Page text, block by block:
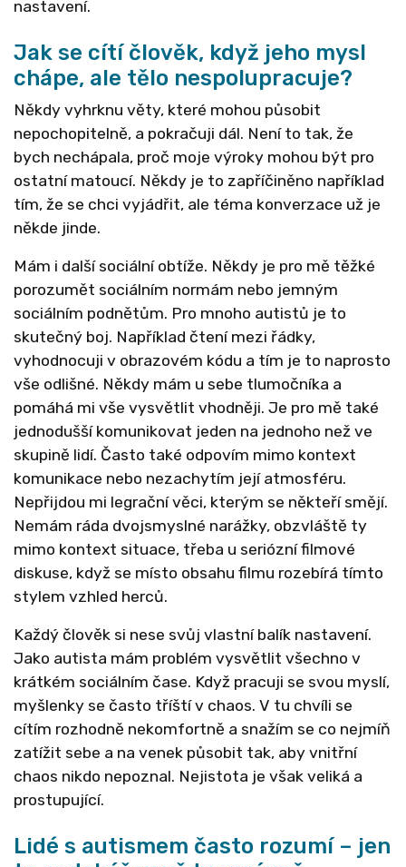
nastavení.
Jak se cítí člověk, když jeho mysl
chápe, ale tělo nespolupracuje?
Někdy vyhrknu věty, které mohou působit
nepochopitelně, a pokračuji dál. Není to tak, že
bych nechápala, proč moje výroky mohou být pro
ostatní matoucí. Někdy je to zapříčiněno například
tím, že se chci vyjádřit, ale téma konverzace už je
někde jinde.
Mám i další sociální obtíže. Někdy je pro mě těžké
porozumět sociálním normám nebo jemným
sociálním podnětům. Pro mnoho autistů je to
skutečný boj. Například čtení mezi řádky,
vyhodnocuji v obrazovém kódu a tím je to naprosto
vše odlišné. Někdy mám u sebe tlumočníka a
pomáhá mi vše vysvětlit vhodněji. Je pro mě také
jednodušší komunikovat jeden na jednoho než ve
skupině lidí. Často také odpovím mimo kontext
komunikace nebo nezachytím její atmosféru.
Nepřijdou mi legrační věci, kterým se někteří smějí.
Nemám ráda dvojsmyslné narážky, obzvláště ty
mimo kontext situace, třeba u seriózní filmové
diskuse, když se místo obsahu filmu rozebírá tímto
stylem vzhled herců.
Každý člověk si nese svůj vlastní balík nastavení.
Jako autista mám problém vysvětlit všechno v
krátkém sociálním čase. Když pracuji se svou myslí,
myšlenky se často tříští v chaos. V tu chvíli se
cítím rozhodně nekomfortně a snažím se co nejmíň
zatížit sebe a na venek působit tak, aby vnitřní
chaos nikdo nepoznal. Nejistota je však veliká a
prostupující.
Lidé s autismem často rozumí – jen